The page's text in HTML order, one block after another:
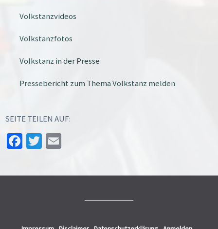
Volkstanzvideos
Volkstanzfotos
Volkstanz in der Presse
Pressebericht zum Thema Volkstanz melden
SEITE TEILEN AUF:
Facebook
Twitter